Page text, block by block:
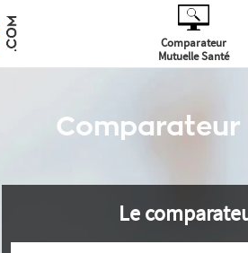
Comparateur
Mutuelle Santé
Le